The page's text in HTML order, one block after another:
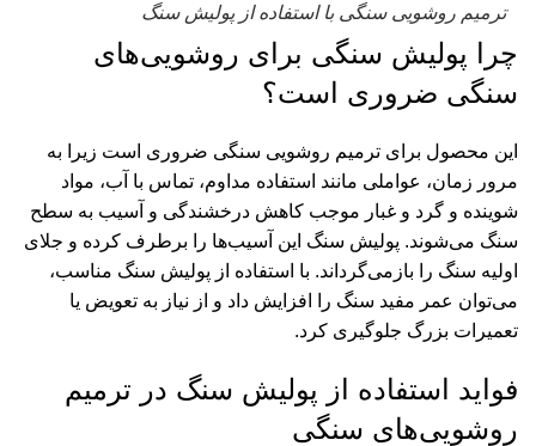
ترمیم روشویی سنگی با استفاده از پولیش سنگ
چرا پولیش سنگی برای روشویی‌های
سنگی ضروری است؟
این محصول برای ترمیم روشویی سنگی ضروری است زیرا به
مرور زمان، عواملی مانند استفاده مداوم، تماس با آب، مواد
شوینده و گرد و غبار موجب کاهش درخشندگی و آسیب به سطح
سنگ می‌شوند. پولیش سنگ این آسیب‌ها را برطرف کرده و جلای
اولیه سنگ را بازمی‌گرداند. با استفاده از پولیش سنگ مناسب،
می‌توان عمر مفید سنگ را افزایش داد و از نیاز به تعویض یا
تعمیرات بزرگ جلوگیری کرد.
فواید استفاده از پولیش سنگ در ترمیم
روشویی‌های سنگی